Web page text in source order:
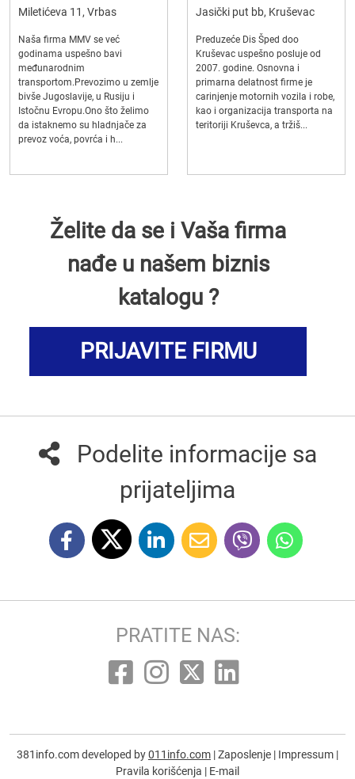
Miletićeva 11, Vrbas
Naša firma MMV se već
godinama uspešno bavi
međunarodnim
transportom.Prevozimo u zemlje
bivše Jugoslavije, u Rusiju i
Istočnu Evropu.Ono što želimo
da istaknemo su hladnjače za
prevoz voća, povrća i h...
Jasički put bb, Kruševac
Preduzeće Dis Šped doo
Kruševac uspešno posluje od
2007. godine. Osnovna i
primarna delatnost firme je
carinjenje motornih vozila i robe,
kao i organizacija transporta na
teritoriji Kruševca, a tržiš...
Želite da se i Vaša firma
nađe u našem biznis
katalogu ?
PRIJAVITE FIRMU
Podelite informacije sa
prijateljima
PRATITE NAS:
381info.com developed by011info.com |Zaposlenje | Impressum |
Pravila korišćenja | E-mail